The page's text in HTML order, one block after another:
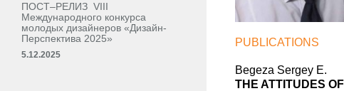
ПОСТ–РЕЛИЗ VIII
Международного конкурса
молодых дизайнеров «Дизайн-
Перспектива 2025»
5.12.2025
PUBLICATIONS
Begeza Sergey E.
THE ATTITUDES